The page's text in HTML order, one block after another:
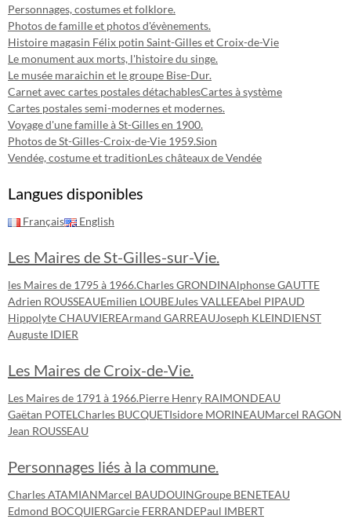
Personnages, costumes et folklore.
Photos de famille et photos d'évènements.
Histoire magasin Félix potin Saint-Gilles et Croix-de-Vie
Le monument aux morts, l'histoire du singe.
Le musée maraichin et le groupe Bise-Dur.
Carnet avec cartes postales détachablesCartes à système
Cartes postales semi-modernes et modernes.
Voyage d'une famille à St-Gilles en 1900.
Photos de St-Gilles-Croix-de-Vie 1959.Sion
Vendée, costume et traditionLes châteaux de Vendée
Langues disponibles
Français English
Les Maires de St-Gilles-sur-Vie.
les Maires de 1795 à 1966.Charles GRONDINAlphonse GAUTTE
Adrien ROUSSEAUEmilien LOUBEJules VALLEEAbel PIPAUD
Hippolyte CHAUVIEREArmand GARREAUJoseph KLEINDIENST
Auguste IDIER
Les Maires de Croix-de-Vie.
Les Maires de 1791 à 1966.Pierre Henry RAIMONDEAU
Gaëtan POTEL Charles BUCQUETIsidore MORINEAUMarcel RAGON
Jean ROUSSEAU
Personnages liés à la commune.
Charles ATAMIANMarcel BAUDOUINGroupe BENETEAU
Edmond BOCQUIERGarcie FERRANDEPaul IMBERT